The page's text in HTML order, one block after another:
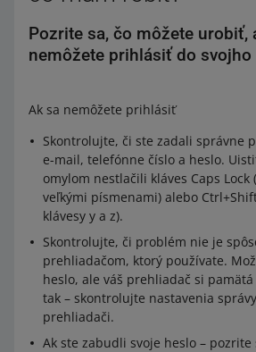
Pozrite sa, čo môžete urobiť,
nemôžete prihlásiť do svojho
Ak sa nemôžete prihlásiť
Skontrolujte, či ste zadali správne
e-mail, telefónne číslo a heslo.
omylom nestlačili kláves Caps Lock
veľkými písmenami) alebo
klávesy y a z).
Skontrolujte, či problém nie je
prehliadačom, ktorý používate.
heslo, ale váš prehliadač si
tak – skontrolujte nastavenia
prehliadači.
Ak ste zabudli svoje heslo – pozrite